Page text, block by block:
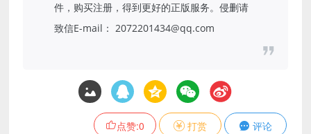
件，购买注册，得到更好的正版服务。侵删请
致信E-mail： 2072201434@qq.com
评论
打赏
点赞:0